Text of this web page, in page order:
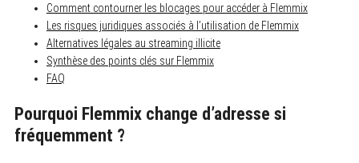
Comment contourner les blocages pour accéder à Flemmix
Les risques juridiques associés à l’utilisation de Flemmix
Alternatives légales au streaming illicite
Synthèse des points clés sur Flemmix
FAQ
Pourquoi Flemmix change d’adresse si
fréquemment ?